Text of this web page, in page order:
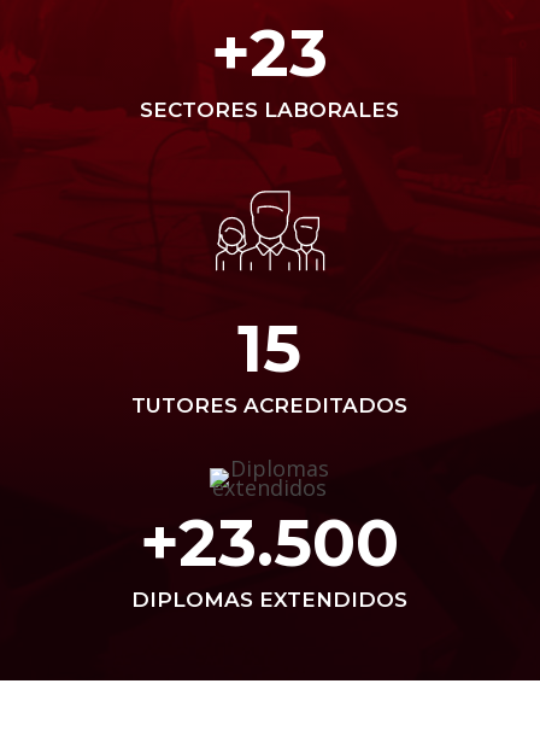
+23
SECTORES LABORALES
15
TUTORES ACREDITADOS
+23.500
DIPLOMAS EXTENDIDOS